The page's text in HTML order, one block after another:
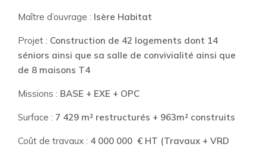
Maître d’ouvrage : Isère Habitat
Projet : Construction de 42 logements dont 14
séniors ainsi que sa salle de convivialité ainsi que
de 8 maisons T4
Missions : BASE + EXE + OPC
Surface : 7 429 m² restructurés + 963m² construits
Coût de travaux : 4 000 000 € HT (Travaux + VRD